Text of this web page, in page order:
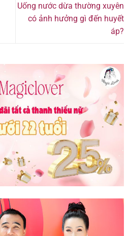
Uống nước dừa thường xuyên
có ảnh hưởng gì đến huyết
áp?